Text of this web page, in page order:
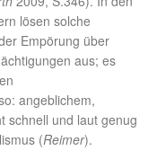
lösen solche
Empörung über
aus; es
angeblichem,
schnell und laut genug
(Reimer).